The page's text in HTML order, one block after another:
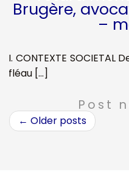
Brugère,
–
I. CONTEXTE
fléau […]
Post
← Older posts